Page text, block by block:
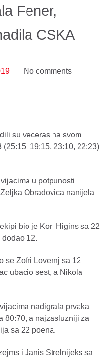
Fener,
CSKA
No comments
su veceras na svom
19:15, 23:10, 22:23)
u potpunosti
Obradovica nanijela
bio je Kori Higins sa 22
dodao 12.
se Zofri Lovernj sa 12
ubacio sest, a Nikola
nadigrala prvaka
80:70, a najzasluzniji za
sa 22 poena.
i Janis Strelnijeks sa